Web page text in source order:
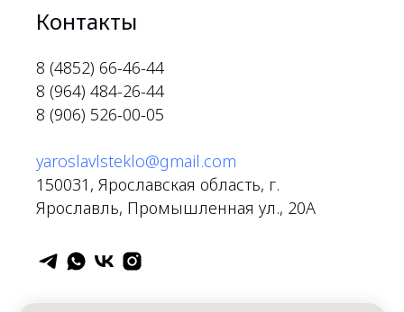
Контакты
8 (4852) 66-46-44
8 (964) 484-26-44
8 (906) 526-00-05
yaroslavlsteklo@gmail.com
150031, Ярославская область, г.
Ярославль, Промышленная ул., 20А